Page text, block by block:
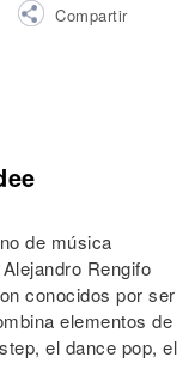
Compartir
de música
Rengifo
conocidos por ser
elementos de
el dance pop, el